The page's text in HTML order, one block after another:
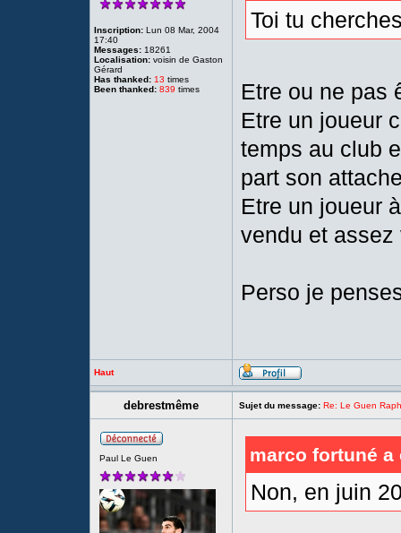
Inscription: Lun 08 Mar, 2004
17:40
Messages: 18261
Localisation: voisin de Gaston
Gérard
Has thanked: 13 times
Been thanked: 839 times
Toi tu
Etre ou ne pas
Etre un joueur
temps au club
part son
Etre un joueur
vendu et assez
Perso je
Haut
debrestmême Sujet du message: Re: Le Guen
Paul Le Guen marco fortuné a
Non, en juin